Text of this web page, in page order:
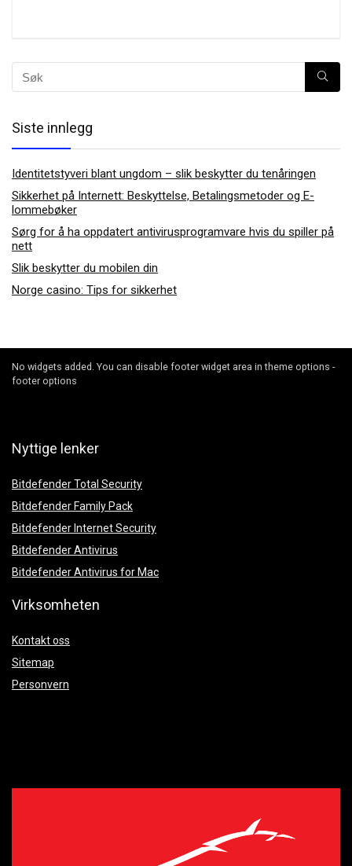
Siste innlegg
Identitetstyveri blant ungdom – slik beskytter du tenåringen
Sikkerhet på Internett: Beskyttelse, Betalingsmetoder og E-
lommebøker
Sørg for å ha oppdatert antivirusprogramvare hvis du spiller på
nett
Slik beskytter du mobilen din
Norge casino: Tips for sikkerhet
No widgets added. You can disable footer widget area in theme options -
footer options
Nyttige lenker
Bitdefender Total Security
Bitdefender Family Pack
Bitdefender Internet Security
Bitdefender Antivirus
Bitdefender Antivirus for Mac
Virksomheten
Kontakt oss
Sitemap
Personvern